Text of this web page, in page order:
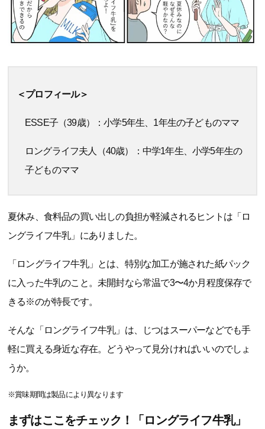
＜プロフィール＞
ESSE子（39歳）：小学5年生、1年生の子どものママ
ロングライフ夫人（40歳）：中学1年生、小学5年生の
子どものママ
夏休み、食料品の買い出しの負担が軽減されるヒントは「ロ
ングライフ牛乳」にありました。
「ロングライフ牛乳」とは、特別な加工が施された紙パック
に入った牛乳のこと。未開封なら常温で3〜4か月程度保存で
きる※のが特長です。
そんな「ロングライフ牛乳」は、じつはスーパーなどでも手
軽に買える身近な存在。どうやって見分ければいいのでしょ
うか。
※賞味期間は製品により異なります
まずはここをチェック！「ロングライフ牛乳」